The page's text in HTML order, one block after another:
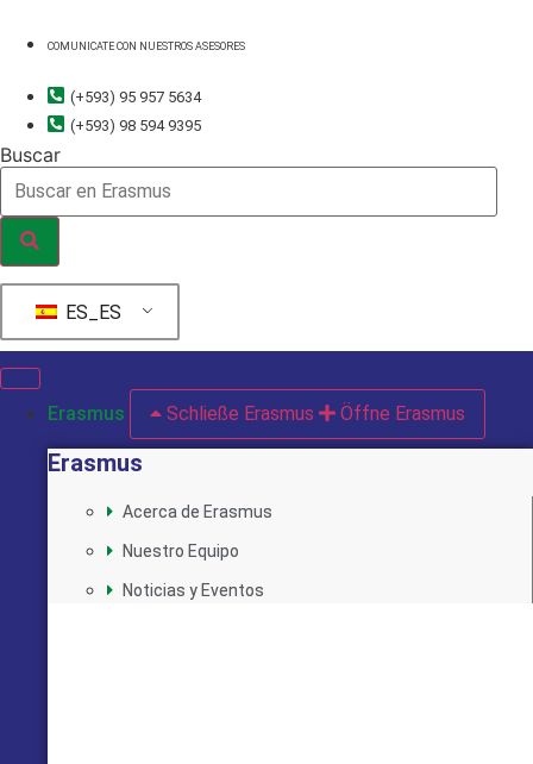
COMUNICATE CON NUESTROS ASESORES
(+593) 95 957 5634
(+593) 98 594 9395
Buscar
ES_ES
Erasmus Schließe Erasmus Öffne Erasmus
Erasmus
Acerca de Erasmus
Nuestro Equipo
Noticias y Eventos